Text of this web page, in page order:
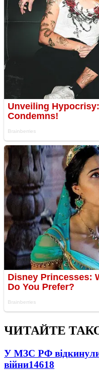
ЧИТАЙТЕ
У МЗС РФ відкинули
війни14618